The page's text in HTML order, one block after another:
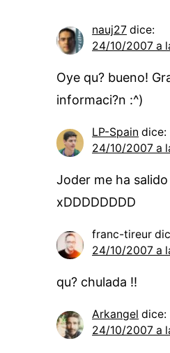
nauj27 dice:
24/10/2007 a
Oye qu? bueno!
informaci?n :^)
LP-Spain dice:
24/10/2007 a
Joder me ha
xDDDDDDDD
franc-tireur
24/10/2007 a
qu? chulada !!
Arkangel dice:
24/10/2007 a